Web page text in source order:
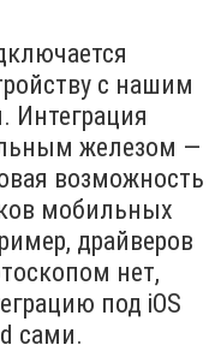
с нашим
Интеграция
железом —
возможность
мобильных
драйверов
нет,
под iOS
сами.